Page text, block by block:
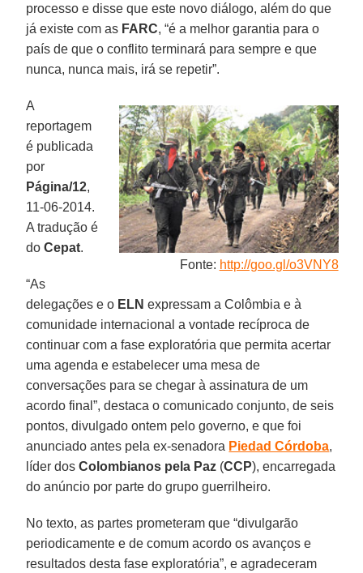
processo e disse que este novo diálogo, além do que
já existe com as FARC, “é a melhor garantia para o
país de que o conflito terminará para sempre e que
nunca, nunca mais, irá se repetir”.
Fonte: http://goo.gl/o3VNY8
A
reportagem
é publicada
por
Página/12,
11-06-2014.
A tradução é
doCepat.
“As
delegações e o ELN expressam a Colômbia e à
comunidade internacional a vontade recíproca de
continuar com a fase exploratória que permita acertar
uma agenda e estabelecer uma mesa de
conversações para se chegar à assinatura de um
acordo final”, destaca o comunicado conjunto, de seis
pontos, divulgado ontem pelo governo, e que foi
anunciado antes pela ex-senadora Piedad Córdoba,
líder dosColombianos pela Paz (CCP), encarregada
do anúncio por parte do grupo guerrilheiro.
No texto, as partes prometeram que “divulgarão
periodicamente e de comum acordo os avanços e
resultados desta fase exploratória”, e agradeceram